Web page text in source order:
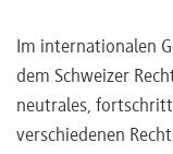
Im internationalen
dem Schweizer
neutrales,
verschiedenen